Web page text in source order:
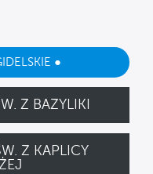
●
Z BAZYLIKI
Z KAPLICY